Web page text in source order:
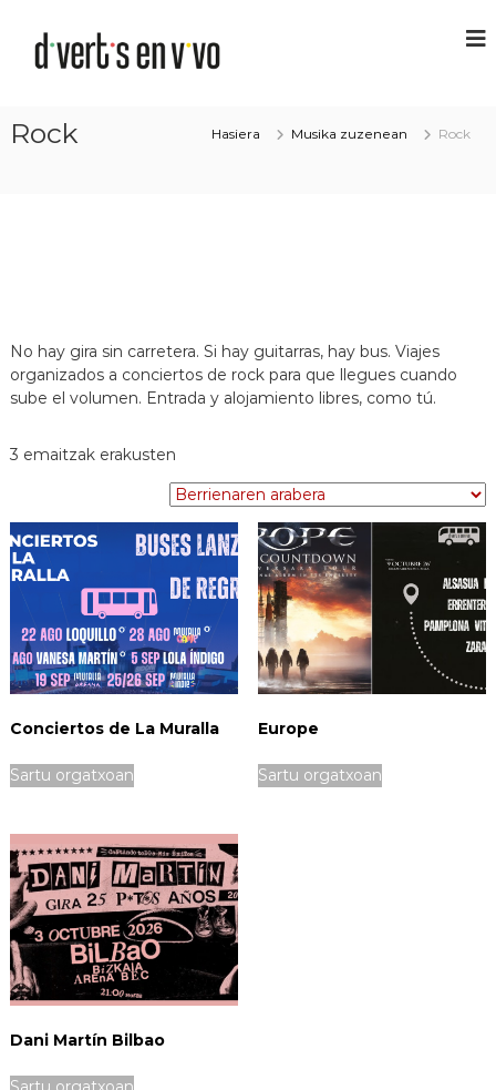
Rock Hasiera Musika zuzenean Rock
No hay gira sin carretera. Si hay guitarras, hay bus. Viajes
organizados a conciertos de rock para que llegues cuando
sube el volumen. Entrada y alojamiento libres, como tú.
3 emaitzak erakusten
Conciertos de La Muralla
Sartu orgatxoan
Europe
Sartu orgatxoan
Dani Martín Bilbao